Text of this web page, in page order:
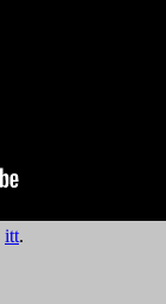
itt.